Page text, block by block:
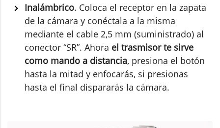
Inalámbrico. Coloca el receptor en la zapata
de la cámara y conéctala a la misma
mediante el cable 2,5 mm (suministrado) al
conector “SR”. Ahora el trasmisor te sirve
como mando a distancia, presiona el botón
hasta la mitad y enfocarás, si presionas
hasta el final dispararás la cámara.